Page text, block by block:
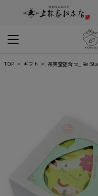
TOP ギフト 茶笑堂詰合せ_